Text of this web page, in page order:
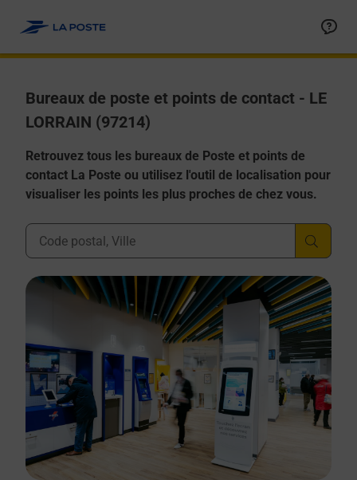
Bureaux de poste et points de contact - LE
LORRAIN (97214)
Retrouvez tous les bureaux de Poste et points de
contact La Poste ou utilisez l'outil de localisation pour
visualiser les points les plus proches de chez vous.
Ville, Département, Code Postal